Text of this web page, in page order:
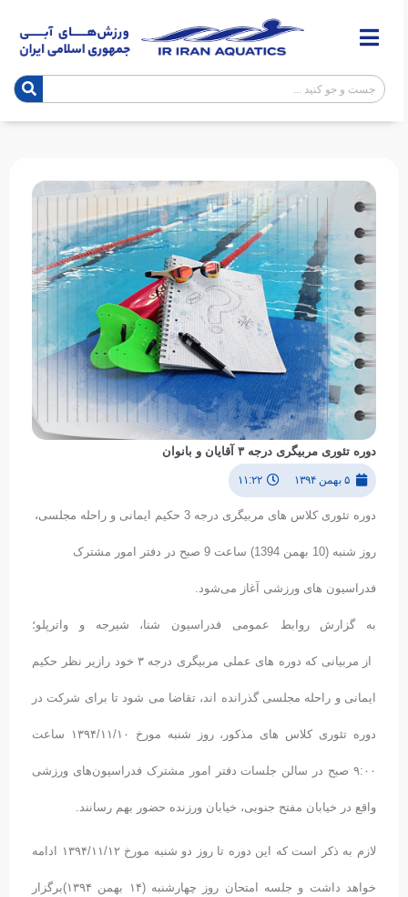
دوره تئوری مربیگری درجه ۳ آقایان و بانوان
۵ بهمن ۱۳۹۴ ۱۱:۲۲
دوره تئوری کلاس های مربیگری درجه 3 حکیم ایمانی و راحله مجلسی،
روز شنبه (10 بهمن 1394) ساعت 9 صبح در دفتر امور مشترک
فدراسیون های ورزشی آغاز می‌شود.
به گزارش روابط عمومی فدراسیون شنا، شیرجه و واترپلو؛
از مربیانی که دوره های عملی مربیگری درجه ۳ خود رازیر نظر حکیم
ایمانی و راحله مجلسی گذرانده اند، تقاضا می شود تا برای شرکت در
دوره تئوری کلاس های مذکور، روز شنبه مورخ ۱۳۹۴/۱۱/۱۰ ساعت
۹:۰۰ صبح در سالن جلسات دفتر امور مشترک فدراسیون‌های ورزشی
واقع در خیابان مفتح جنوبی، خیابان ورزنده حضور بهم رسانند.
لازم به ذکر است که این دوره تا روز دو شنبه مورخ ۱۳۹۴/۱۱/۱۲ ادامه
خواهد داشت و جلسه امتحان روز چهارشنبه (۱۴ بهمن ۱۳۹۴)برگزار